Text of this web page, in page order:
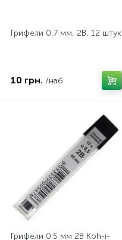
Грифели 0,7 мм, 2В, 12 штук
10 грн. /наб
Грифели 0.5 мм 2В Koh-i-